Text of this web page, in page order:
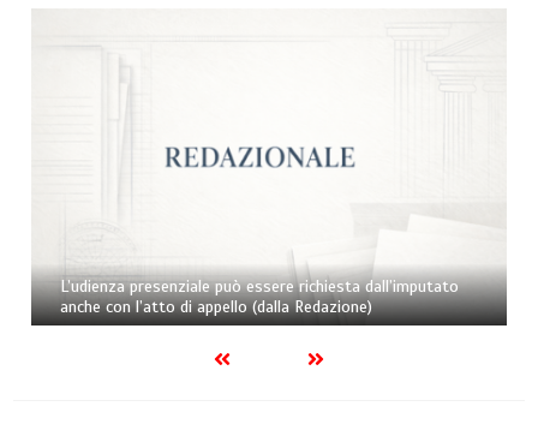
L’udienza presenziale può essere richiesta dall’imputato
anche con l’atto di appello (dalla Redazione)